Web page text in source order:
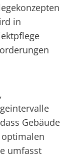
in
Gebäude
umfasst